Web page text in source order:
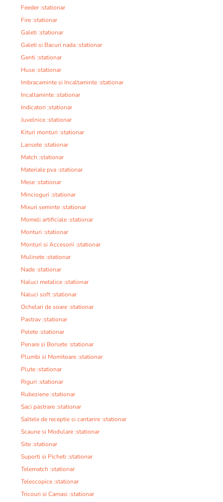
Feeder :stationar
Fire :stationar
Galeti :stationar
Galeti si Bacuri nada :stationar
Genti :stationar
Huse :stationar
Imbracaminte si Incaltaminte :stationar
Incaltaminte :stationar
Indicatori :stationar
Juvelnice :stationar
Kituri monturi :stationar
Lansete :stationar
Match :stationar
Materiale pva :stationar
Mese :stationar
Mincioguri :stationar
Mixuri seminte :stationar
Momeli artificiale :stationar
Monturi :stationar
Monturi si Accesorii :stationar
Mulinete :stationar
Nade :stationar
Naluci metalice :stationar
Naluci soft :stationar
Ochelari de soare :stationar
Pastrav :stationar
Pelete :stationar
Penare si Borsete :stationar
Plumbi si Momitoare :stationar
Plute :stationar
Riguri :stationar
Rubeziene :stationar
Saci pastrare :stationar
Saltele de receptie si cantarire :stationar
Scaune si Modulare :stationar
Site :stationar
Suporti si Picheti :stationar
Telematch :stationar
Telescopice :stationar
Tricouri si Camasi :stationar